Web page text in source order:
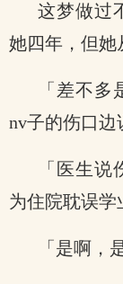
这梦做过
她四年，但她
「差不
nv子的伤口边
「医生
为住院耽误学
「是啊，